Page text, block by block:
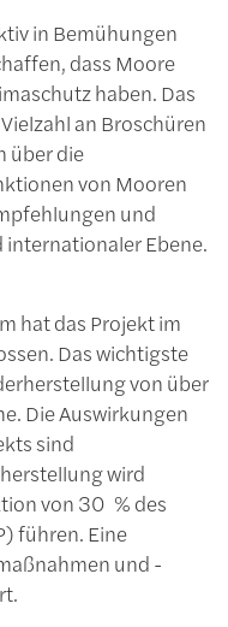
in Bemühungen
dass Moore
haben. Das
an Broschüren
über die
von Mooren
und
Ebene.
hat das Projekt im
Das wichtigste
von über
Die Auswirkungen
sind
wird
von 30 % des
führen. Eine
und -